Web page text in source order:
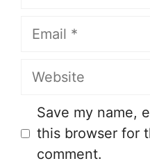
Email
Website
Save my name,
this browser for
comment.